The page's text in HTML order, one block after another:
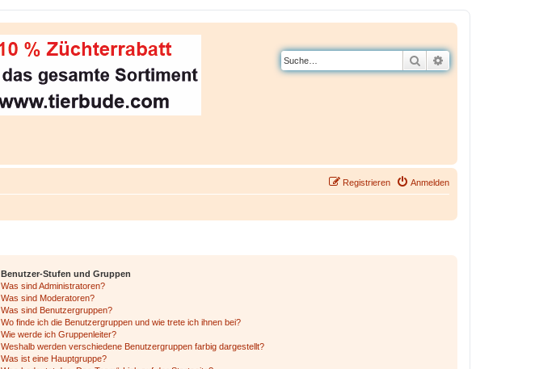
Suche
Anmelden
Registrieren
Benutzer-Stufen und Gruppen
Was sind Administratoren?
Was sind Moderatoren?
Was sind Benutzergruppen?
Wo finde ich die Benutzergruppen und wie trete ich ihnen bei?
Wie werde ich Gruppenleiter?
Weshalb werden verschiedene Benutzergruppen farbig dargestellt?
Was ist eine Hauptgruppe?